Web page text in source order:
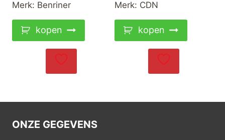
Merk: Benriner
kopen
Merk: CDN
kopen
ONZE GEGEVENS